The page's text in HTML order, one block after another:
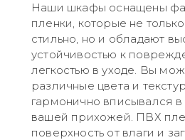
Наши шкафы оснащены
пленки, которые не
стильно, но и обладают
устойчивостью к
легкостью в уходе. Вы
различные цвета и
гармонично вписывался
вашей прихожей. ПВХ
поверхность от влаги и